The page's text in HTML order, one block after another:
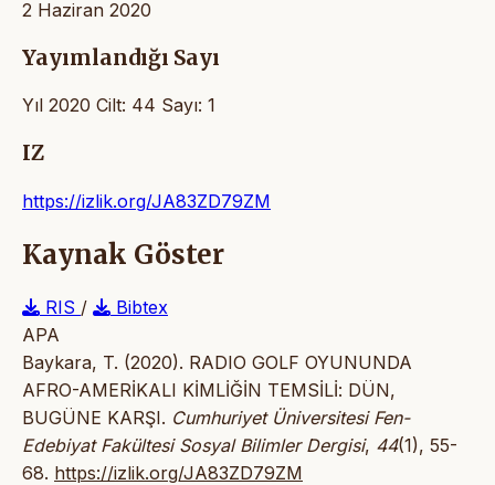
2 Haziran 2020
Yayımlandığı Sayı
Yıl 2020 Cilt: 44 Sayı: 1
IZ
https://izlik.org/JA83ZD79ZM
Kaynak Göster
RIS /
Bibtex
APA
Baykara, T. (2020). RADIO GOLF OYUNUNDA
AFRO-AMERİKALI KİMLİĞİN TEMSİLİ: DÜN,
BUGÜNE KARŞI. Cumhuriyet Üniversitesi Fen-
Edebiyat Fakültesi Sosyal Bilimler Dergisi, 44(1), 55-
68. https://izlik.org/JA83ZD79ZM